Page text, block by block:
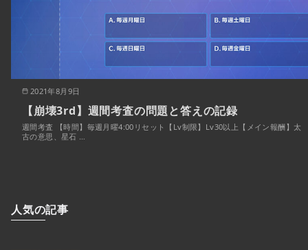
2021年8月9日
【崩壊3rd】週間考査の問題と答えの記録
週間考査 【時間】毎週月曜4:00リセット【Lv制限】Lv30以上【メイン報酬】太
古の意思、星石 …
人気の記事